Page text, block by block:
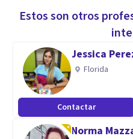
Estos son otros
Jessica
Florida
Contactar
Norma